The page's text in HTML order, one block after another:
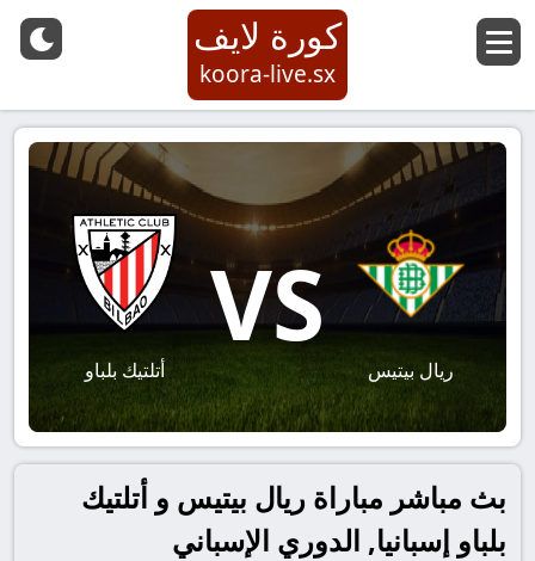
كورة لايف
koora-live.sx
ريال بيتيس
VS
أتلتيك بلباو
بث مباشر مباراة ريال بيتيس و أتلتيك
بلباو إسبانيا, الدوري الإسباني